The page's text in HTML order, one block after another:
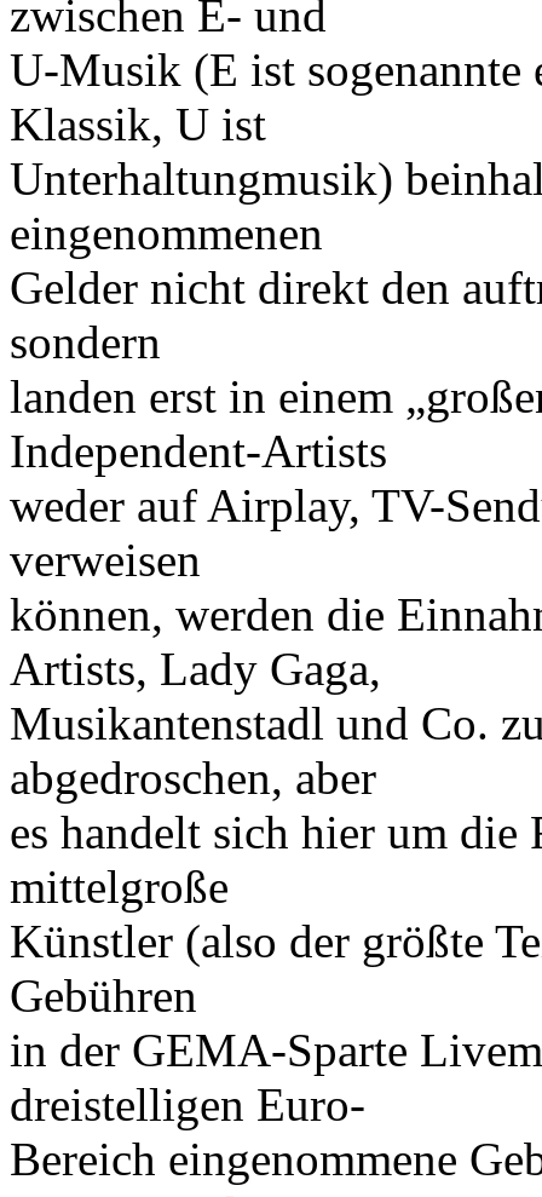
zwischen E- und
U-Musik (E ist
Klassik, U ist
Unterhaltungmusik)
eingenommenen
Gelder nicht direkt den
sondern
landen erst in einem
Independent-Artists
weder auf Airplay, TV-
verweisen
können, werden die
Artists, Lady Gaga,
Musikantenstadl und Co.
abgedroschen, aber
es handelt sich hier um
mittelgroße
Künstler (also der größte
Gebühren
in der GEMA-Sparte
dreistelligen Euro-
Bereich eingenommene